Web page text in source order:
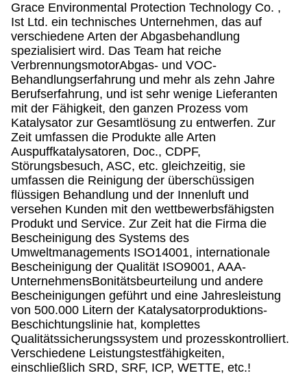
Grace Environmental Protection Technology Co. ,
Ist Ltd. ein technisches Unternehmen, das auf
verschiedene Arten der Abgasbehandlung
spezialisiert wird. Das Team hat reiche
VerbrennungsmotorAbgas- und VOC-
Behandlungserfahrung und mehr als zehn Jahre
Berufserfahrung, und ist sehr wenige Lieferanten
mit der Fähigkeit, den ganzen Prozess vom
Katalysator zur Gesamtlösung zu entwerfen. Zur
Zeit umfassen die Produkte alle Arten
Auspuffkatalysatoren, Doc., CDPF,
Störungsbesuch, ASC, etc. gleichzeitig, sie
umfassen die Reinigung der überschüssigen
flüssigen Behandlung und der Innenluft und
versehen Kunden mit den wettbewerbsfähigsten
Produkt und Service. Zur Zeit hat die Firma die
Bescheinigung des Systems des
Umweltmanagements ISO14001, internationale
Bescheinigung der Qualität ISO9001, AAA-
UnternehmensBonitätsbeurteilung und andere
Bescheinigungen geführt und eine Jahresleistung
von 500.000 Litern der Katalysatorproduktions-
Beschichtungslinie hat, komplettes
Qualitätssicherungssystem und prozesskontrolliert.
Verschiedene Leistungstestfähigkeiten,
einschließlich SRD, SRF, ICP, WETTE, etc.!